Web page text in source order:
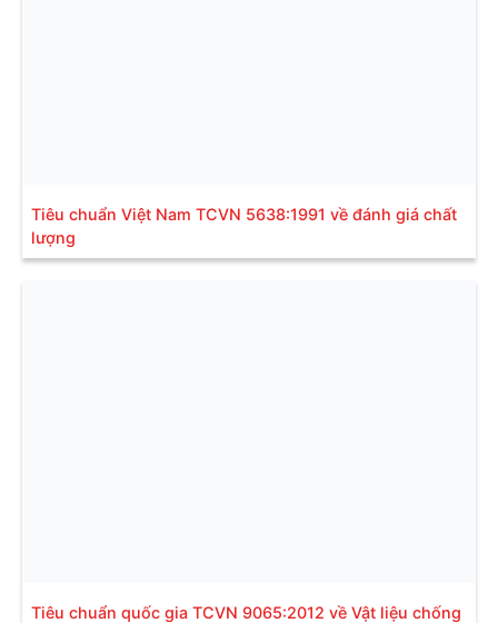
Tiêu chuẩn Việt Nam TCVN 5638:1991 về đánh giá chất
lượng
Tiêu chuẩn quốc gia TCVN 9065:2012 về Vật liệu chống